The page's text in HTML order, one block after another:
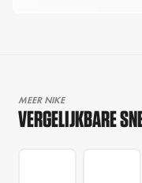
MEER NIKE
VERGELIJKBARE